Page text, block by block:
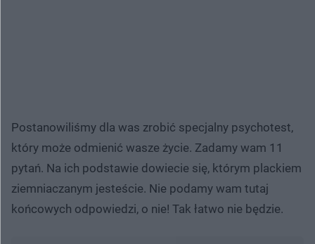
Postanowiliśmy dla was zrobić specjalny psychotest,
który może odmienić wasze życie. Zadamy wam 11
pytań. Na ich podstawie dowiecie się, którym plackiem
ziemniaczanym jesteście. Nie podamy wam tutaj
końcowych odpowiedzi, o nie! Tak łatwo nie będzie.